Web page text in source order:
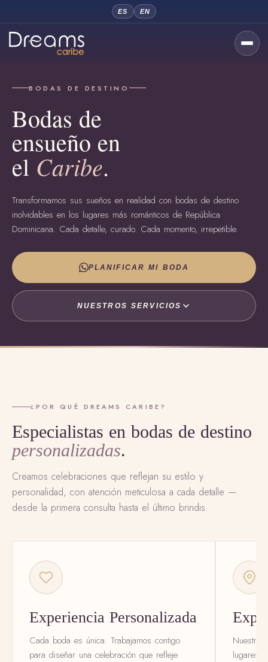
ES EN
BODAS DE DESTINO
Bodas de
ensueño en
el Caribe.
Transformamos sus sueños en realidad con bodas de destino
inolvidables en los lugares más románticos de República
Dominicana. Cada detalle, curado. Cada momento, irrepetible.
PLANIFICAR MI BODA
NUESTROS SERVICIOS
¿POR QUÉ DREAMS CARIBE?
Especialistas en bodas de destino
personalizadas.
Creamos celebraciones que reflejan su estilo y
personalidad, con atención meticulosa a cada detalle —
desde la primera consulta hasta el último brindis.
Experiencia Personalizada
Cada boda es única. Trabajamos contigo
para diseñar una celebración que refleje
Nuestro
lugares